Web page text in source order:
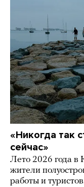
«Никогда так
сейчас»
Лето 2026 года в
жители
работы и